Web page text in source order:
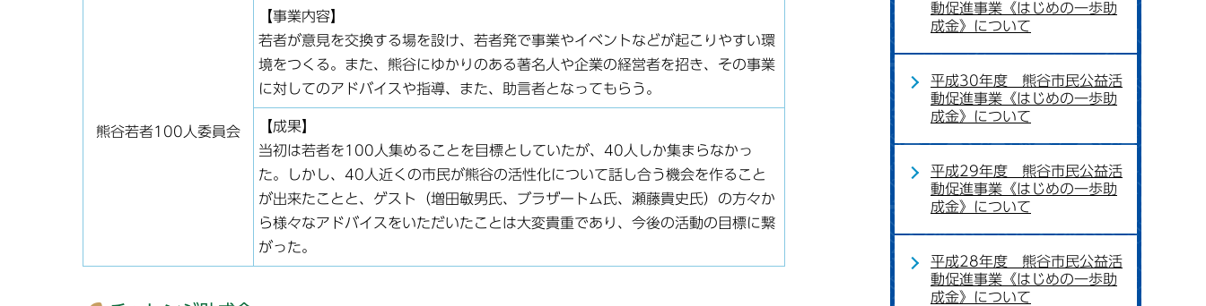
熊谷若者100人委員会
【事業内容】
若者が意見を交換する場を設け、若者発で事業やイベントなどが起こりやすい環
境をつくる。また、熊谷にゆかりのある著名人や企業の経営者を招き、その事業
に対してのアドバイスや指導、また、助言者となってもらう。
【成果】
当初は若者を100人集めることを目標としていたが、40人しか集まらなかっ
た。しかし、40人近くの市民が熊谷の活性化について話し合う機会を作ること
が出来たことと、ゲスト（増田敏男氏、ブラザートム氏、瀬藤貴史氏）の方々か
ら様々なアドバイスをいただいたことは大変貴重であり、今後の活動の目標に繋
がった。
動促進事業《はじめの一歩助
成金》について
平成30年度 熊谷市民公益活
動促進事業《はじめの一歩助
成金》について
平成29年度 熊谷市民公益活
動促進事業《はじめの一歩助
成金》について
平成28年度 熊谷市民公益活
動促進事業《はじめの一歩助
成金》について